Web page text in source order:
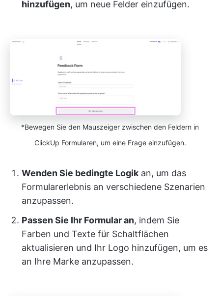
hinzufügen, um neue Felder einzufügen.
*Bewegen Sie den Mauszeiger zwischen den Feldern in
ClickUp Formularen, um eine Frage einzufügen.
Wenden Sie bedingte Logik an, um das
Formularerlebnis an verschiedene Szenarien
anzupassen.
Passen Sie Ihr Formular an, indem Sie
Farben und Texte für Schaltflächen
aktualisieren und Ihr Logo hinzufügen, um es
an Ihre Marke anzupassen.